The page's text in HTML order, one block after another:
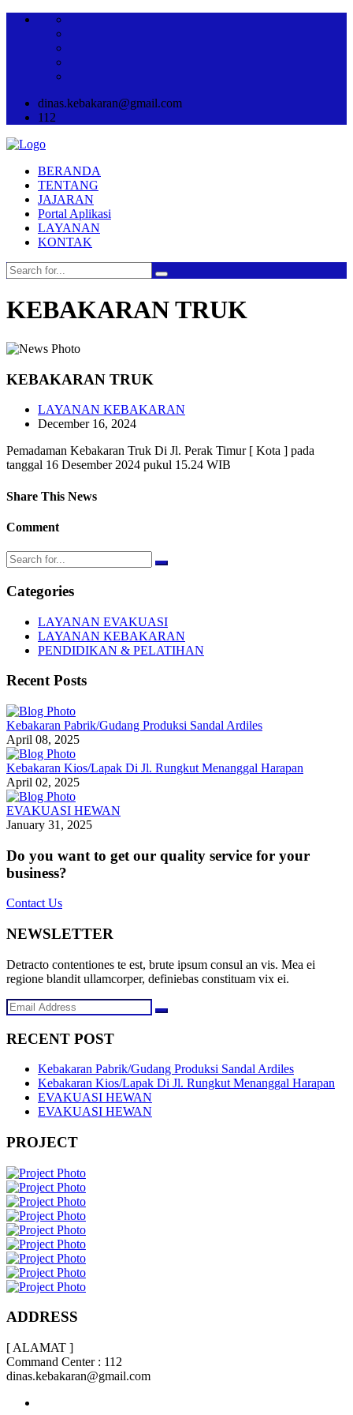
dinas.kebakaran@gmail.com
112
BERANDA
TENTANG
JAJARAN
Portal Aplikasi
LAYANAN
KONTAK
KEBAKARAN TRUK
KEBAKARAN TRUK
LAYANAN KEBAKARAN
December 16, 2024
Pemadaman Kebakaran Truk Di Jl. Perak Timur [ Kota ] pada
tanggal 16 Desember 2024 pukul 15.24 WIB
Share This News
Comment
Categories
LAYANAN EVAKUASI
LAYANAN KEBAKARAN
PENDIDIKAN & PELATIHAN
Recent Posts
Kebakaran Pabrik/Gudang Produksi Sandal Ardiles
April 08, 2025
Kebakaran Kios/Lapak Di Jl. Rungkut Menanggal Harapan
April 02, 2025
EVAKUASI HEWAN
January 31, 2025
Do you want to get our quality service for your
business?
Contact Us
NEWSLETTER
Detracto contentiones te est, brute ipsum consul an vis. Mea ei
regione blandit ullamcorper, definiebas constituam vix ei.
RECENT POST
Kebakaran Pabrik/Gudang Produksi Sandal Ardiles
Kebakaran Kios/Lapak Di Jl. Rungkut Menanggal Harapan
EVAKUASI HEWAN
EVAKUASI HEWAN
PROJECT
ADDRESS
[ ALAMAT ]
Command Center : 112
dinas.kebakaran@gmail.com